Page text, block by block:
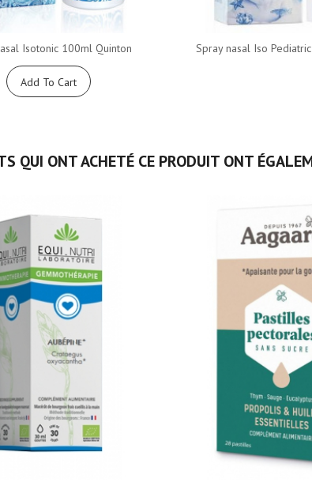
Isotonic 100ml Quinton
Add To Cart
Spray nasal Iso
QUI ONT ACHETÉ CE PRODUIT ONT